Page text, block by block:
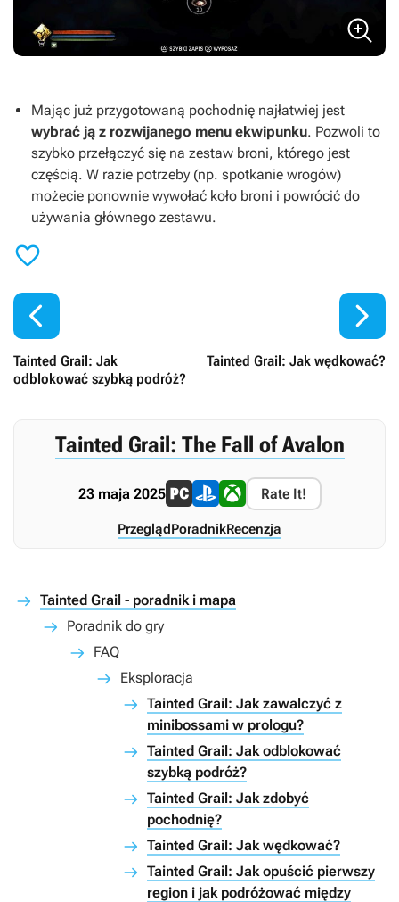
Mając już przygotowaną pochodnię najłatwiej jest
wybrać ją z rozwijanego menu ekwipunku. Pozwoli to
szybko przełączyć się na zestaw broni, którego jest
częścią. W razie potrzeby (np. spotkanie wrogów)
możecie ponownie wywołać koło broni i powrócić do
używania głównego zestawu.


Tainted Grail: Jak
odblokować szybką podróż?
Tainted Grail: Jak wędkować?

Tainted Grail: The Fall of Avalon
23 maja 2025 Rate It!
PrzeglądPoradnikRecenzja
Tainted Grail - poradnik i mapa
Poradnik do gry
FAQ
Eksploracja
Tainted Grail: Jak zawalczyć z
minibossami w prologu?
Tainted Grail: Jak odblokować
szybką podróż?
Tainted Grail: Jak zdobyć
pochodnię?
Tainted Grail: Jak wędkować?
Tainted Grail: Jak opuścić pierwszy
region i jak podróżować między